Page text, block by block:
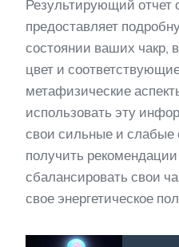
Результирующий отчет
предоставляет
состоянии ваших чакр,
цвет и
метафизические
использовать эту
свои сильные и слабые
получить рекомендации
сбалансировать свои
свое энергетическое